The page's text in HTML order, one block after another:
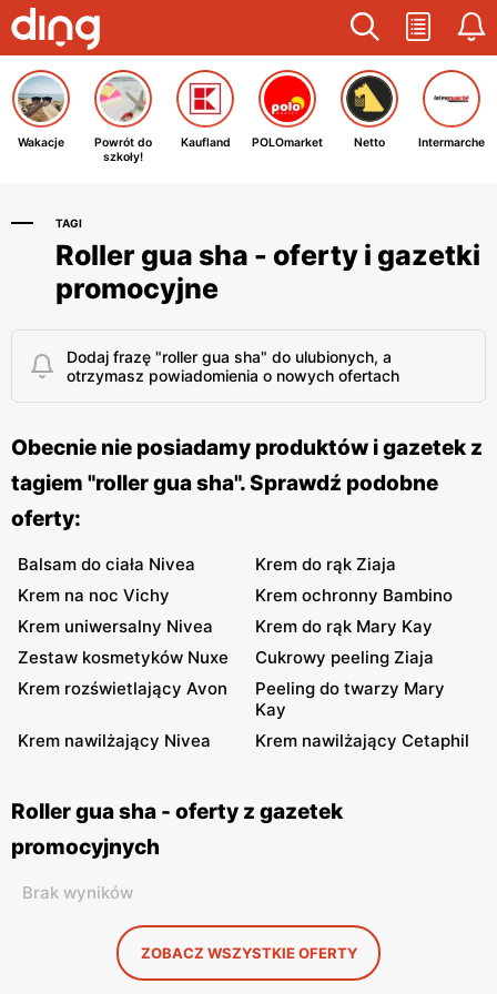
Wakacje
Powrót do
szkoły!
Kaufland POLOmarket Netto Intermarche
TAGI
Roller gua sha - oferty i gazetki
promocyjne
Dodaj frazę "roller gua sha" do ulubionych, a
otrzymasz powiadomienia o nowych ofertach
Obecnie nie posiadamy produktów i gazetek z
tagiem "roller gua sha". Sprawdź podobne
oferty:
Balsam do ciała Nivea
Krem do rąk Ziaja
Krem na noc Vichy
Krem ochronny Bambino
Krem uniwersalny Nivea
Krem do rąk Mary Kay
Zestaw kosmetyków Nuxe
Cukrowy peeling Ziaja
Krem rozświetlający Avon
Peeling do twarzy Mary
Kay
Krem nawilżający Nivea
Krem nawilżający Cetaphil
Roller gua sha - oferty z gazetek
promocyjnych
Brak wyników
ZOBACZ WSZYSTKIE OFERTY